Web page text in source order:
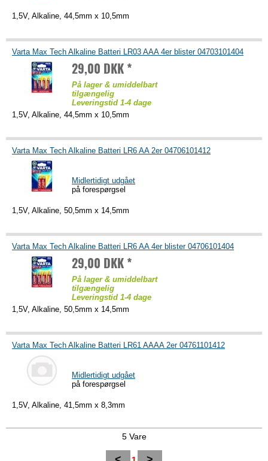
1,5V, Alkaline, 44,5mm x 10,5mm
Varta Max Tech Alkaline Batteri LR03 AAA 4er blister 04703101404
29,00 DKK *
På lager & umiddelbart
tilgængelig
Leveringstid 1-4 dage
1,5V, Alkaline, 44,5mm x 10,5mm
Varta Max Tech Alkaline Batteri LR6 AA 2er 04706101412
Midlertidigt udgået
på forespørgsel
1,5V, Alkaline, 50,5mm x 14,5mm
Varta Max Tech Alkaline Batteri LR6 AA 4er blister 04706101404
29,00 DKK *
På lager & umiddelbart
tilgængelig
Leveringstid 1-4 dage
1,5V, Alkaline, 50,5mm x 14,5mm
Varta Max Tech Alkaline Batteri LR61 AAAA 2er 04761101412
Midlertidigt udgået
på forespørgsel
1,5V, Alkaline, 41,5mm x 8,3mm
5 Vare